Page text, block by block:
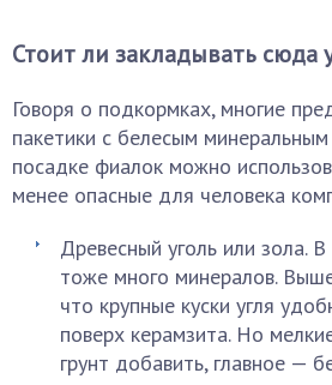
Стоит ли закладывать сюда
Говоря о подкормках, многие
пакетики с белесым
посадке фиалок можно
менее опасные для человека
Древесный уголь или зола.
тоже много минералов.
что крупные куски угля
поверх керамзита. Но
грунт добавить, главное —